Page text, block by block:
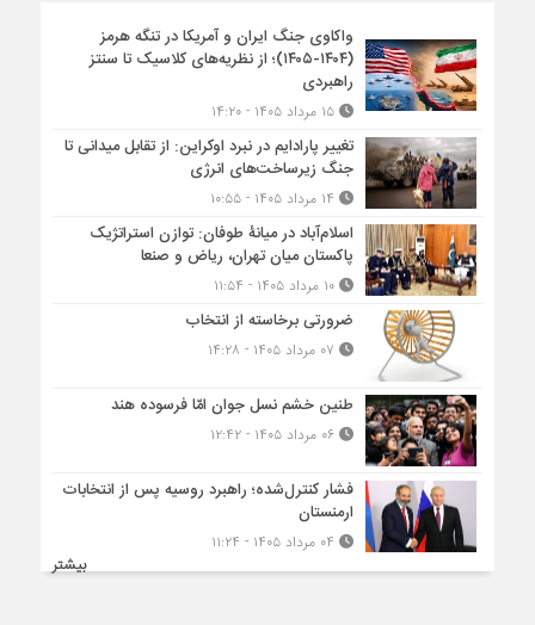
واکاوی جنگ ایران و آمریکا در تنگه هرمز
(۱۴۰۴-۱۴۰۵)؛ از نظریه‌های کلاسیک تا سنتز
راهبردی
۱۵ مرداد ۱۴۰۵ - ۱۴:۲۰
تغییر پارادایم در نبرد اوکراین: از تقابل میدانی تا
جنگ زیرساخت‌های انرژی
اسلام‌آباد در میانۀ طوفان: توازن استراتژیک
پاکستان میان تهران، ریاض و صنعا
۱۰ مرداد ۱۴۰۵ - ۱۱:۵۴
ضرورتی برخاسته از انتخاب
طنین خشم نسل جوان امّا فرسوده هند
۰۶ مرداد ۱۴۰۵ - ۱۲:۴۲
فشار کنترل‌شده؛ راهبرد روسیه پس از انتخابات
ارمنستان
بیشتر